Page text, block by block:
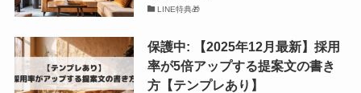
LINE特典🎁
保護中: 【2025年12月最新】採用
率が5倍アップする提案文の書き
方【テンプレあり】